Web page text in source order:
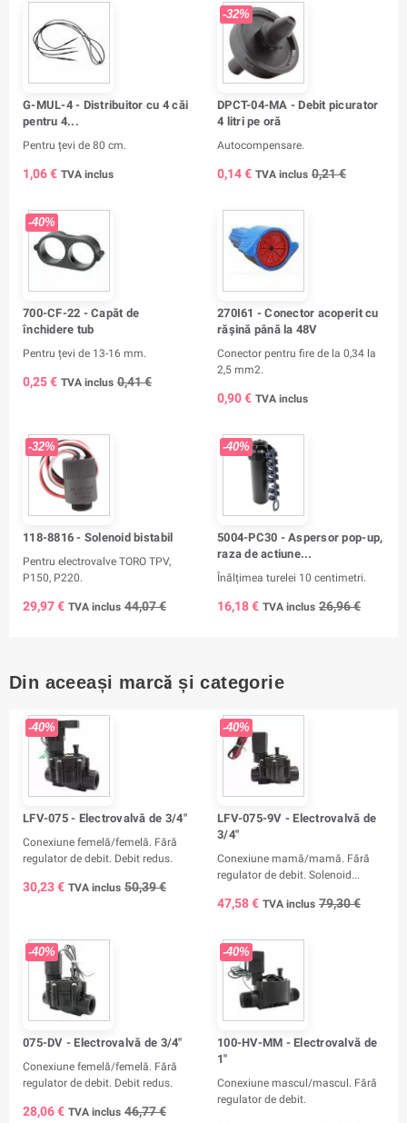
G-MUL-4 - Distribuitor cu 4 căi
pentru 4...
Pentru țevi de 80 cm.
1,06 € TVA inclus
-32%
DPCT-04-MA - Debit picurator
4 litri pe oră
Autocompensare.
0,14 € TVA inclus 0,21 €
-40%
700-CF-22 - Capăt de
închidere tub
Pentru țevi de 13-16 mm.
0,25 € TVA inclus 0,41 €
270I61 - Conector acoperit cu
rășină până la 48V
Conector pentru fire de la 0,34 la
2,5 mm2.
0,90 € TVA inclus
-32%
118-8816 - Solenoid bistabil
Pentru electrovalve TORO TPV,
P150, P220.
29,97 € TVA inclus 44,07 €
-40%
5004-PC30 - Aspersor pop-up,
raza de actiune...
Înălțimea turelei 10 centimetri.
16,18 € TVA inclus 26,96 €
Din aceeași marcă și categorie
-40%
LFV-075 - Electrovalvă de 3/4"
Conexiune femelă/femelă. Fără
regulator de debit. Debit redus.
30,23 € TVA inclus 50,39 €
-40%
LFV-075-9V - Electrovalvă de
3/4"
Conexiune mamă/mamă. Fără
regulator de debit. Solenoid...
47,58 € TVA inclus 79,30 €
-40%
075-DV - Electrovalvă de 3/4"
Conexiune femelă/femelă. Fără
regulator de debit. Debit redus.
28,06 € TVA inclus 46,77 €
-40%
100-HV-MM - Electrovalvă de
1"
Conexiune mascul/mascul. Fără
regulator de debit.